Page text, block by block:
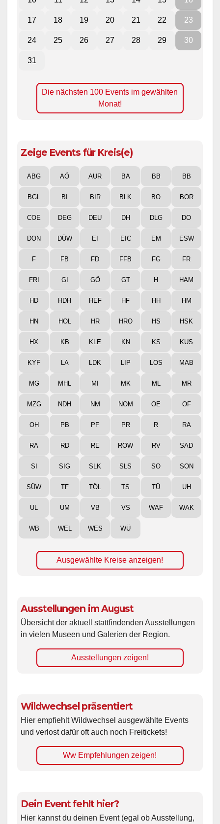
17 18 19 20 21 22 23
24 25 26 27 28 29 30
31
Die nächsten 100 Events im gewählten
Monat!
Zeige Events für Kreis(e)
ABG AÖ AUR BA BB BB
BGL BI BIR BLK BO BOR
COE DEG DEU DH DLG DO
DON DÜW EI EIC EM ESW
F FB FD FFB FG FR
FRI GI GÖ GT H HAM
HD HDH HEF HF HH HM
HN HOL HR HRO HS HSK
HX KB KLE KN KS KUS
KYF LA LDK LIP LOS MAB
MG MHL MI MK ML MR
MZG NDH NM NOM OE OF
OH PB PF PR R RA
RA RD RE ROW RV SAD
SI SIG SLK SLS SO SON
SÜW TF TÖL TS TÜ UH
UL UM VB VS WAF WAK
WB WEL WES WÜ
Ausgewählte Kreise anzeigen!
Ausstellungen im August
Übersicht der aktuell stattfindenden Ausstellungen
in vielen Museen und Galerien der Region.
Ausstellungen zeigen!
Wildwechsel präsentiert
Hier empfiehlt Wildwechsel ausgewählte Events
und verlost dafür oft auch noch Freitickets!
Ww Empfehlungen zeigen!
Dein Event fehlt hier?
Hier kannst du deinen Event (egal ob Ausstellung,